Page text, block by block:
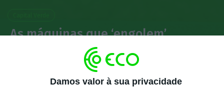
Damos valor à sua privacidade
As máquinas que ‘engolem’
garrafas em troca de cêntimos
estão aí. Saiba como
funcionam